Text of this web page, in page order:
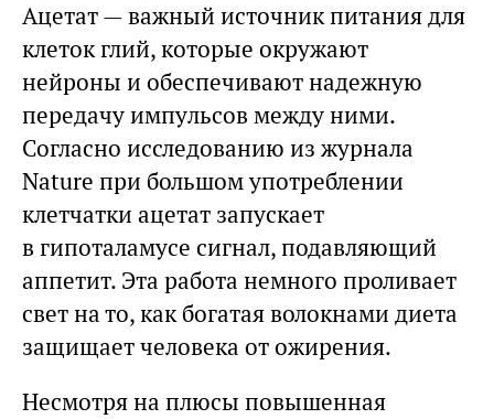
Ацетат — важный источник питания для
клеток глий, которые окружают
нейроны и обеспечивают надежную
передачу импульсов между ними.
Согласно исследованию из журнала
Nature при большом употреблении
клетчатки ацетат запускает
в гипоталамусе сигнал, подавляющий
аппетит. Эта работа немного проливает
свет на то, как богатая волокнами диета
защищает человека от ожирения.
Несмотря на плюсы повышенная